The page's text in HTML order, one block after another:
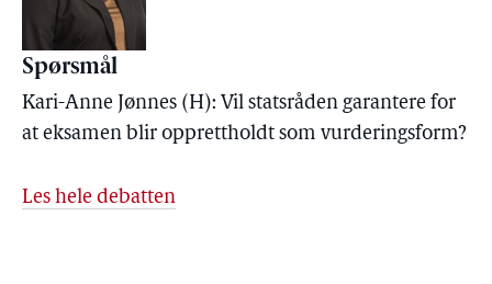
Spørsmål
Kari-Anne Jønnes (H): Vil statsråden garantere for
at eksamen blir opprettholdt som vurderingsform?
Les hele debatten